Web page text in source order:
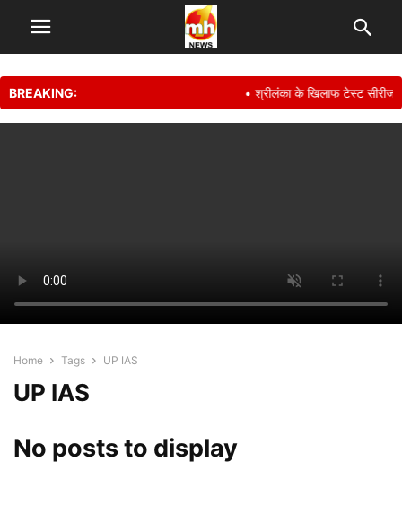
BREAKING: • श्रीलंका के खिलाफ टेस्ट सीरीज
Home Tags UP IAS
UP IAS
No posts to display